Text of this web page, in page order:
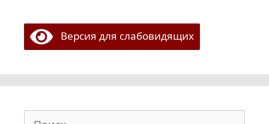
Версия для слабовидящих